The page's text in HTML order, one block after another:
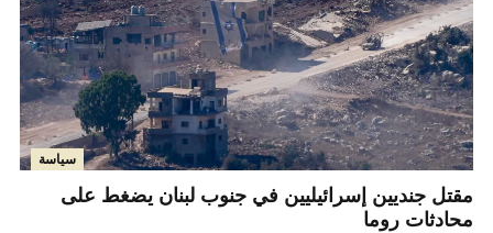
سياسة
مقتل جنديين إسرائيليين في جنوب لبنان يضغط على
محادثات روما